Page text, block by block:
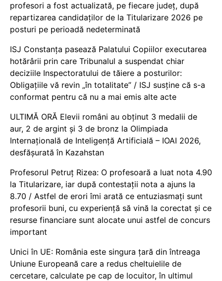
profesori a fost actualizată, pe fiecare județ, după
repartizarea candidaților de la Titularizare 2026 pe
posturi pe perioadă nedeterminată
ISJ Constanța pasează Palatului Copiilor executarea
hotărârii prin care Tribunalul a suspendat chiar
deciziile Inspectoratului de tăiere a posturilor:
Obligațiile vă revin „în totalitate” / ISJ susține că s-a
conformat pentru că nu a mai emis alte acte
ULTIMĂ ORĂ Elevii români au obținut 3 medalii de
aur, 2 de argint și 3 de bronz la Olimpiada
Internațională de Inteligență Artificială – IOAI 2026,
desfășurată în Kazahstan
Profesorul Petruț Rizea: O profesoară a luat nota 4.90
la Titularizare, iar după contestații nota a ajuns la
8.70 / Astfel de erori îmi arată ce entuziasmați sunt
profesorii buni, cu experiență să vină la corectat și ce
resurse financiare sunt alocate unui astfel de concurs
important
Unici în UE: România este singura țară din întreaga
Uniune Europeană care a redus cheltuielile de
cercetare, calculate pe cap de locuitor, în ultimul